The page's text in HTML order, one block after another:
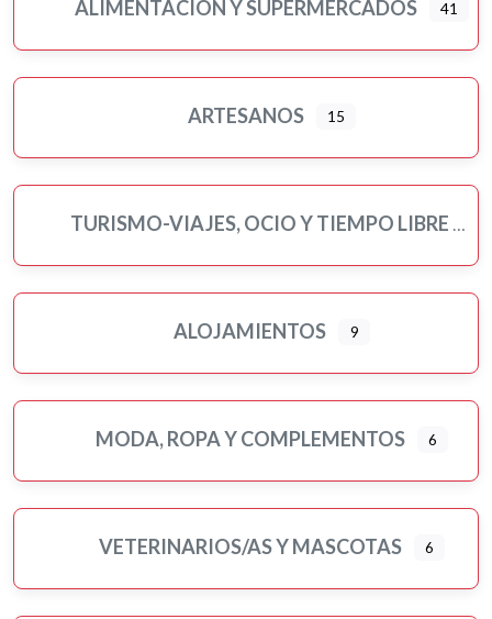
Servicios públicos
Tatuajes
Veterinarios/as y mascotas
Yoga
ALIMENTACIÓN Y SUPERMERCADOS 41
ARTESANOS 15
TURISMO-VIAJES, OCIO Y TIEMPO LIBRE
ALOJAMIENTOS 9
MODA, ROPA Y COMPLEMENTOS 6
VETERINARIOS/AS Y MASCOTAS 6